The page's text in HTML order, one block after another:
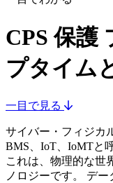
CPS 保護
プタイム
一目で見る
サイバー・フィジカ
BMS、IoT、IoMTと
これは、物理的な世
ノロジーです。 デ